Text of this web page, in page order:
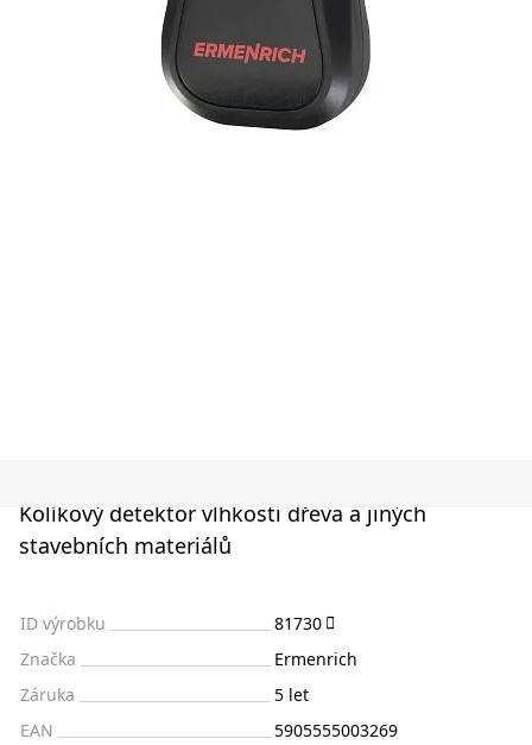
Kolíkový detektor vlhkosti dřeva a jiných
stavebních materiálů
ID výrobku
81730
Značka
Ermenrich
Záruka
5 let
EAN
5905555003269